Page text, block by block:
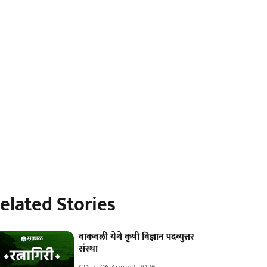
Stories
वाकवली येथे कृषी विज्ञान पदव्युत्तर
संस्था